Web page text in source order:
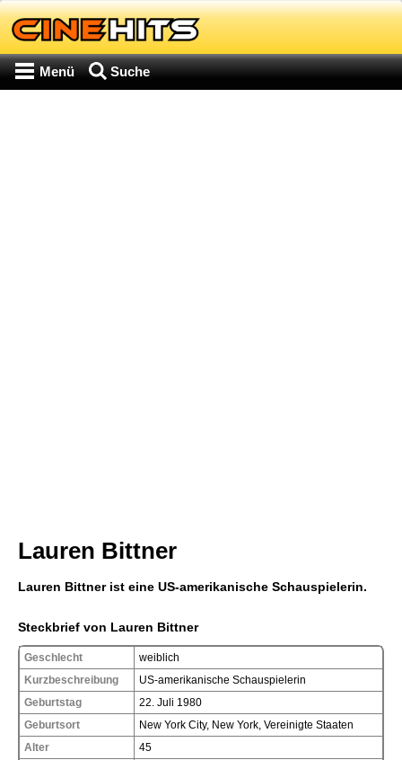
Menü Suche
Lauren Bittner
Lauren Bittner ist eine US-amerikanische Schauspielerin.
Steckbrief von Lauren Bittner
Geschlecht
weiblich
Kurzbeschreibung
US-amerikanische Schauspielerin
Geburtstag
22. Juli 1980
Geburtsort
New York City, New York, Vereinigte Staaten
Alter
45